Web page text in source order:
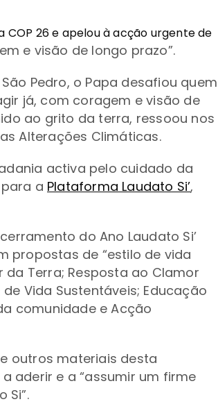
COP 26 e apelou à acção urgente de
e visão de longo prazo”.
Pedro, o Papa desafiou quem
já, com coragem e visão de
ao grito da terra, ressoou nos
Alterações Climáticas.
activa pelo cuidado da
a Plataforma Laudato Si’,
do Ano Laudato Si’
propostas de “estilo de vida
Terra; Resposta ao Clamor
Vida Sustentáveis; Educação
comunidade e Acção
outros materiais desta
aderir e a “assumir um firme
Si”.